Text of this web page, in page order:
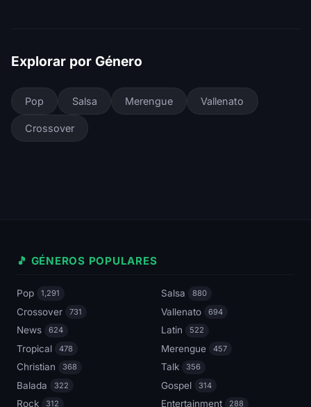
Explorar por Género
Pop Salsa Merengue Vallenato
Crossover
🎵 GÉNEROS POPULARES
Pop 1,291 Salsa 880
Crossover 731 Vallenato 694
News 624 Latin 522
Tropical 478 Merengue 457
Christian 368 Talk 356
Balada 322 Gospel 314
Rock 312 Entertainment 288